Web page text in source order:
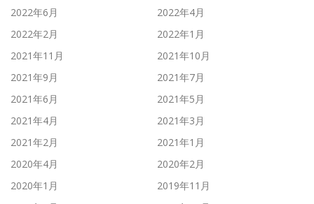
2022年6月
2022年4月
2022年2月
2022年1月
2021年11月
2021年10月
2021年9月
2021年7月
2021年6月
2021年5月
2021年4月
2021年3月
2021年2月
2021年1月
2020年4月
2020年2月
2020年1月
2019年11月